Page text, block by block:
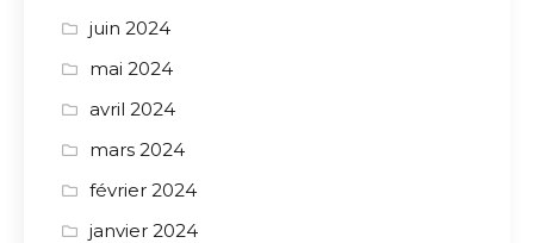
juin 2024
mai 2024
avril 2024
mars 2024
février 2024
janvier 2024